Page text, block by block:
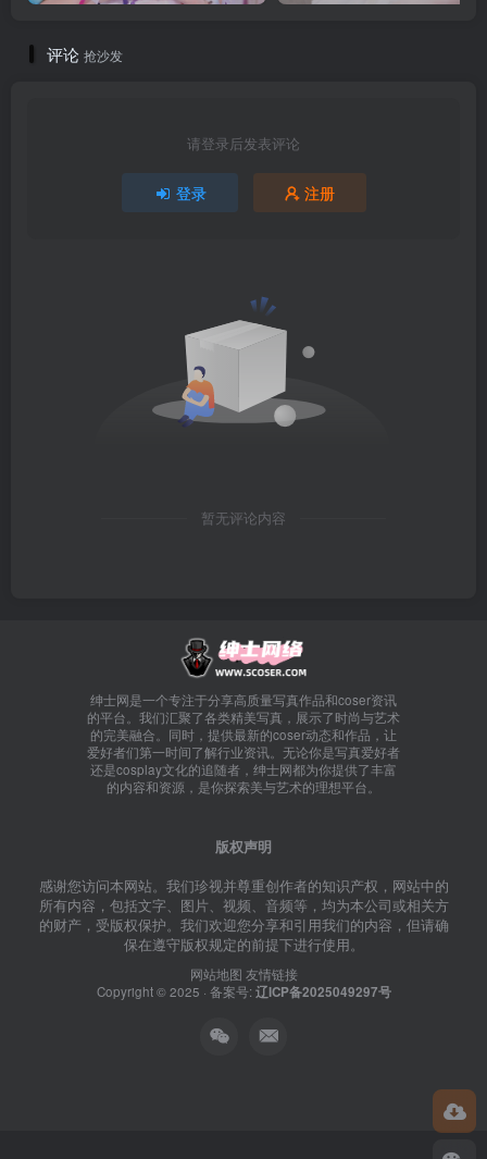
评论 抢沙发
请登录后发表评论
登录 注册
暂无评论内容
绅士网是一个专注于分享高质量写真作品和coser资讯
的平台。我们汇聚了各类精美写真，展示了时尚与艺术
的完美融合。同时，提供最新的coser动态和作品，让
爱好者们第一时间了解行业资讯。无论你是写真爱好者
还是cosplay文化的追随者，绅士网都为你提供了丰富
的内容和资源，是你探索美与艺术的理想平台。
版权声明
感谢您访问本网站。我们珍视并尊重创作者的知识产权，网站中的
所有内容，包括文字、图片、视频、音频等，均为本公司或相关方
的财产，受版权保护。我们欢迎您分享和引用我们的内容，但请确
保在遵守版权规定的前提下进行使用。
网站地图 友情链接
Copyright © 2025 · 备案号: 辽ICP备2025049297号